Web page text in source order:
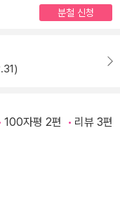
분철 신청
100자평 2편 리뷰 3편